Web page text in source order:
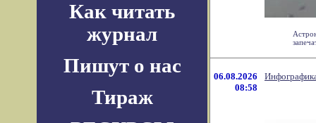
Как читать
журнал
Пишут о нас
Тираж
06.08.2026
08:58